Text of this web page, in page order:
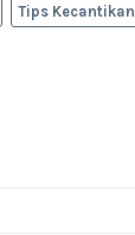
Tips Kecantikan